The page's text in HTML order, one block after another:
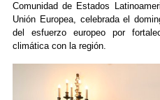
Comunidad de Estados
Unión Europea, celebrada el
del esfuerzo europeo por
climática con la región.